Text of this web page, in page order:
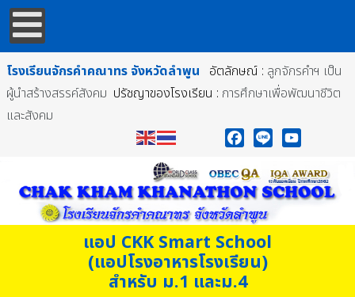
โรงเรียนจักรคำคณาทร จังหวัดลำพูน อัตลักษณ์ : ลูกจักรคำฯ เป็น
ผู้นำสร้างสรรค์สังคม ปรัชญาของโรงเรียน : การศึกษาเพื่อพัฒนาชีวิต
และสังคม
แอป CKK Smart School
(แอปโรงอาหารโรงเรียน)
สำหรับ ม.1 และม.4